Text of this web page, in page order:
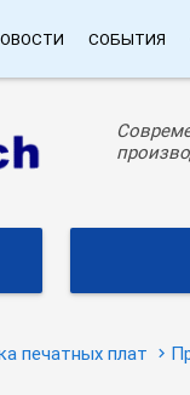
СОБЫТИЯ
печатных плат